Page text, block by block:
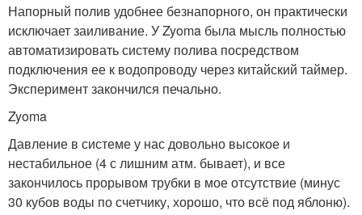
Напорный полив удобнее безнапорного, он практически
исключает заиливание. У Zyoma была мысль полностью
автоматизировать систему полива посредством
подключения ее к водопроводу через китайский таймер.
Эксперимент закончился печально.
Zyoma
Давление в системе у нас довольно высокое и
нестабильное (4 с лишним атм. бывает), и все
закончилось прорывом трубки в мое отсутствие (минус
30 кубов воды по счетчику, хорошо, что всё под яблоню).